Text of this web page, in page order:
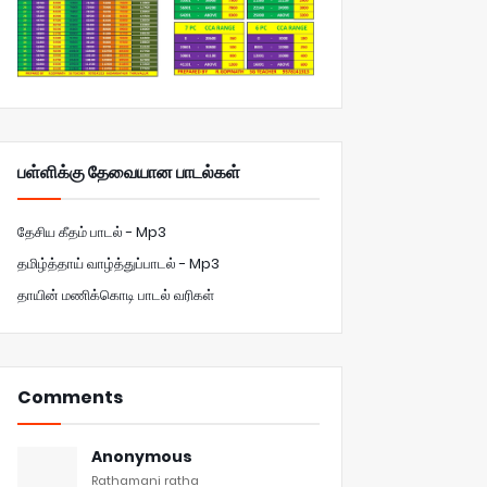
பள்ளிக்கு தேவையான பாடல்கள்
தேசிய கீதம் பாடல் - Mp3
தமிழ்த்தாய் வாழ்த்துப்பாடல் - Mp3
தாயின் மணிக்கொடி பாடல் வரிகள்
Comments
Anonymous
Rathamani ratha